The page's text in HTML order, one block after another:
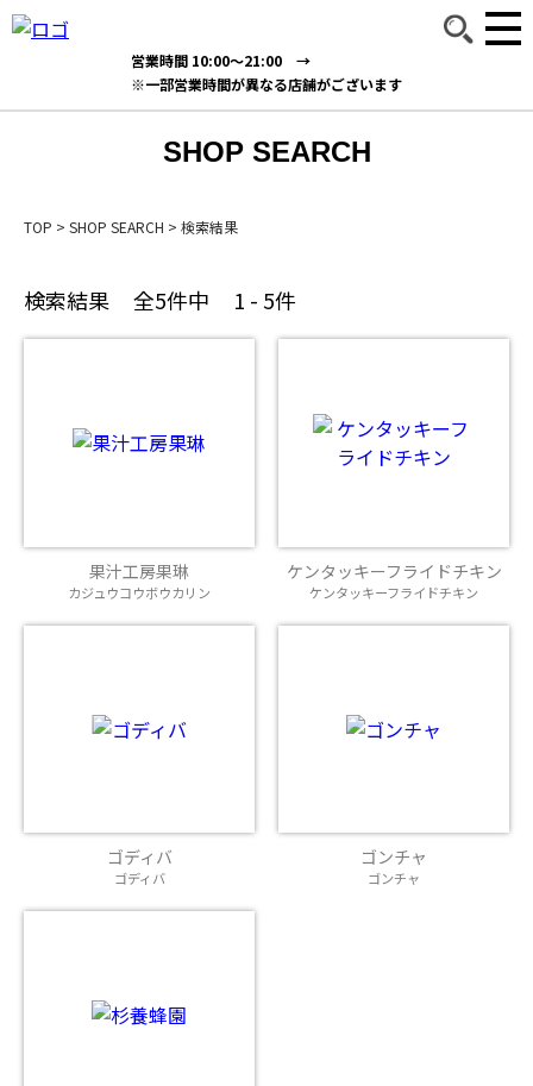
営業時間 10:00～21:00 →
※一部営業時間が異なる店舗がございます
SHOP SEARCH
TOP > SHOP SEARCH > 検索結果
検索結果 全5件中 1 - 5件
果汁工房果琳
カジュウコウボウカリン
ケンタッキーフライドチキン
ケンタッキーフライドチキン
ゴディバ
ゴディバ
ゴンチャ
ゴンチャ